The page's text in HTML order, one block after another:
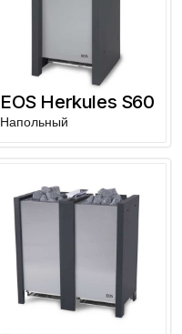
EOS Herkules S60
Напольный